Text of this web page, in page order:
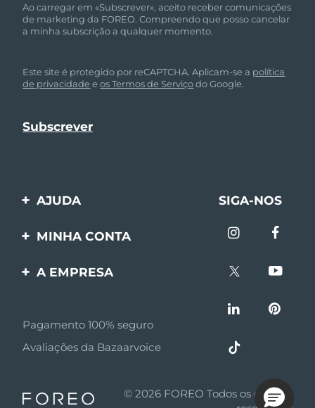
Ao carregar em «Subscrever», aceito receber comunicações
de marketing da FOREO. Compreendo que posso cancelar
a minha subscrição a qualquer momento.
Este site é protegido por reCAPTCHA. Aplicam-se a política
de privacidade eos Termos de Serviçodo Google.
AJUDA
Entre em contato
SIGA-NOS
MINHA CONTA
Registro de produto
A EMPRESA
Afiliados
Notícias de afiliados
Pagamento 100% seguro
Avaliações da Bazaarvoice
© 2026 FOREO Todos os direitos